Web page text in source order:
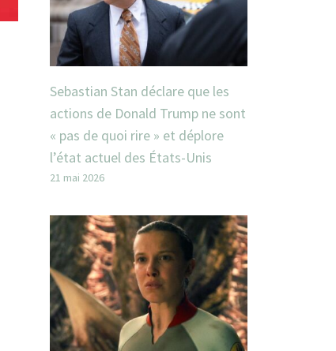
Sebastian Stan déclare que les
actions de Donald Trump ne sont
« pas de quoi rire » et déplore
l’état actuel des États-Unis
21 mai 2026